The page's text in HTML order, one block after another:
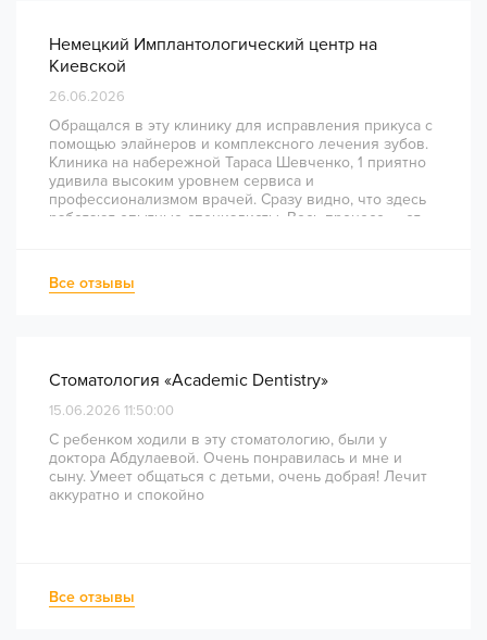
Немецкий Имплантологический центр на
Киевской
26.06.2026
Обращался в эту клинику для исправления прикуса с
помощью элайнеров и комплексного лечения зубов.
Клиника на набережной Тараса Шевченко, 1 приятно
удивила высоким уровнем сервиса и
профессионализмом врачей. Сразу видно, что здесь
работают опытные специалисты. Весь процесс — от
непростое перелечивание каналов прошло
комфортно и безболезненно. Рекомендую всем, кто
Все отзывы
Стоматология «Academic Dentistry»
15.06.2026 11:50:00
С ребенком ходили в эту стоматологию, были у
доктора Абдулаевой. Очень понравилась и мне и
сыну. Умеет общаться с детьми, очень добрая! Лечит
аккуратно и спокойно
Все отзывы